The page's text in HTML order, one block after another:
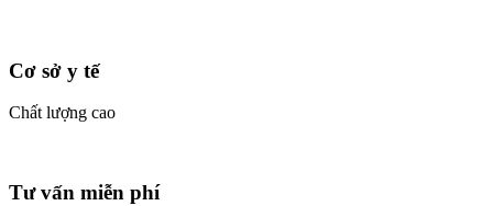
Cơ sở y tế
Chất lượng cao
Tư vấn miễn phí